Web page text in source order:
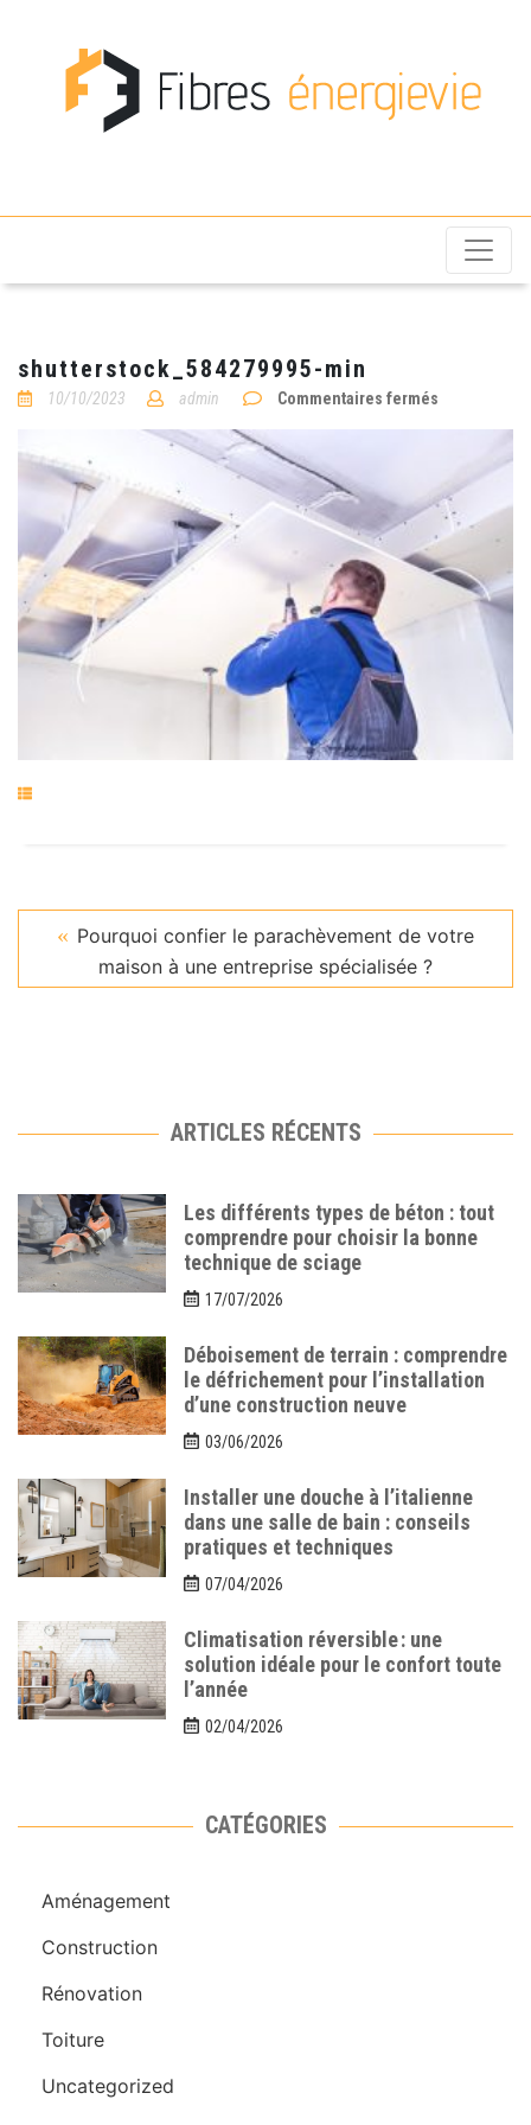
shutterstock_584279995-min
10/10/2023 admin Commentaires fermés
Pourquoi confier le parachèvement de votre
maison à une entreprise spécialisée ?
ARTICLES RÉCENTS
Les différents types de béton : tout
comprendre pour choisir la bonne
technique de sciage
17/07/2026
Déboisement de terrain : comprendre
le défrichement pour l’installation
d’une construction neuve
03/06/2026
Installer une douche à l’italienne
dans une salle de bain : conseils
pratiques et techniques
07/04/2026
Climatisation réversible : une
solution idéale pour le confort toute
l’année
02/04/2026
CATÉGORIES
Aménagement
Construction
Rénovation
Toiture
Uncategorized